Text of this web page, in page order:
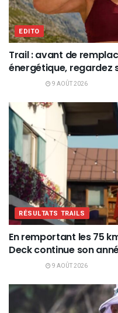
EDITO
Trail : avant de
énergétique, regardez
9 AOÛT 2026
RÉSULTATS TRAILS
En remportant les 75
Deck continue son
9 AOÛT 2026